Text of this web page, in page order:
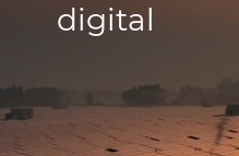
Personas y Carreras
digital